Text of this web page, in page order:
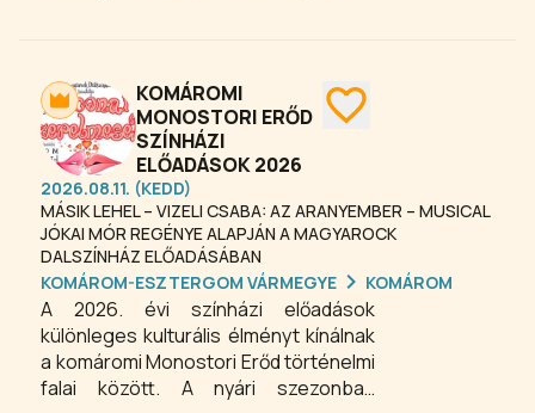
Magyar Lovas Színház látványos
nyújtanak minden korosztály számára.
KOMÁROMI
MONOSTORI ERŐD
SZÍNHÁZI
ELŐADÁSOK 2026
2026.08.11. (KEDD)
MÁSIK LEHEL – VIZELI CSABA: AZ ARANYEMBER – MUSICAL
JÓKAI MÓR REGÉNYE ALAPJÁN A MAGYAROCK
DALSZÍNHÁZ ELŐADÁSÁBAN
KOMÁROM-ESZTERGOM VÁRMEGYE
KOMÁROM
A 2026. évi színházi előadások
különleges kulturális élményt kínálnak
a komáromi Monostori Erőd történelmi
falai között. A nyári szezonban